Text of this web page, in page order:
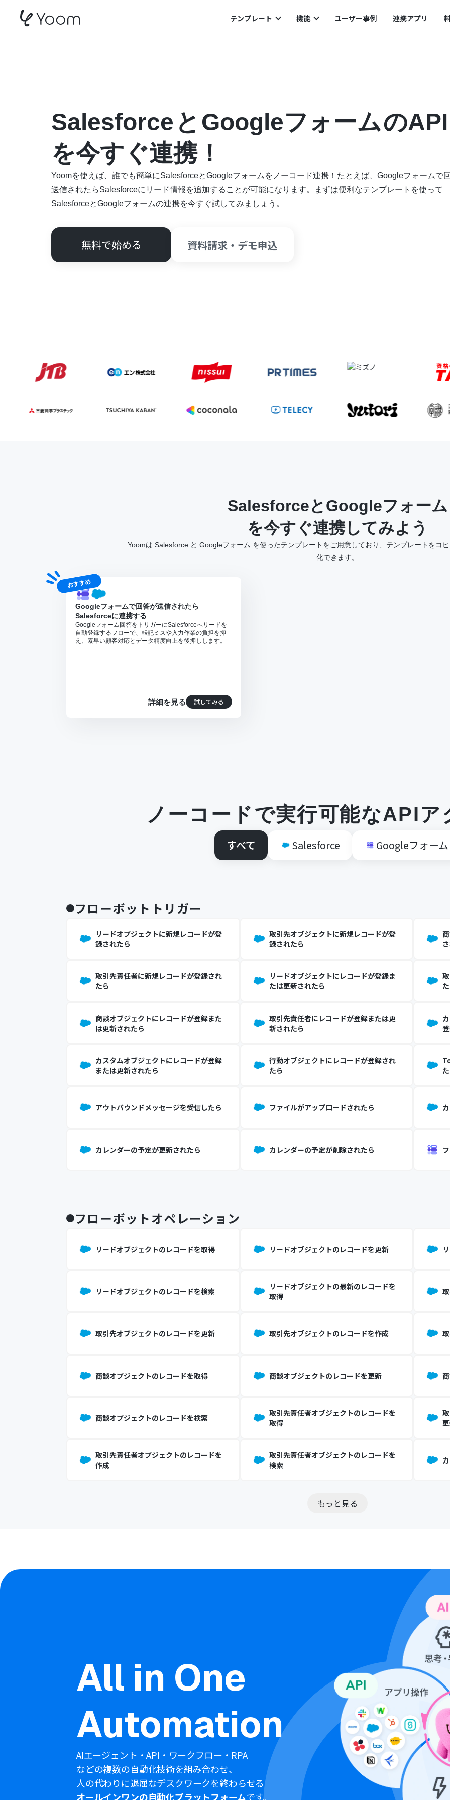
テンプレート 機能 ユーザー事例 連携アプリ
Salesforce と GoogleフォームのAPI
を今すぐ連携！
Yoomを使えば、誰でも簡単にSalesforceとGoogleフォームをノーコード連携！たとえば、Googleフォームで
送信されたらSalesforceにリード情報を追加することが可能になります。まずは便利なテンプレートを使って
SalesforceとGoogleフォームの連携を今すぐ試してみましょう。
無料で始める 資料請求・デモ申込
SalesforceとGoogleフォーム
を今すぐ連携してみよう
Yoomは Salesforce と Googleフォーム を使ったテンプレートをご用意しており、テンプレートをコ
化できます。
おすすめ
Googleフォームで回答が送信されたら
Salesforceに連携する
Googleフォーム回答をトリガーにSalesforceへリードを
自動登録するフローで、転記ミスや入力作業の負担を抑
え、素早い顧客対応とデータ精度向上を後押しします。
詳細を見る 試してみる
ノーコードで実行可能なAPIア
すべて Salesforce Googleフォーム
フローボットトリガー
リードオブジェクトに新規レコードが登
録されたら
取引先オブジェクトに新規レコードが登
録されたら
取引先責任者に新規レコードが登録され
たら
リードオブジェクトにレコードが登録ま
たは更新されたら
商談オブジェクトにレコードが登録また
は更新されたら
取引先責任者にレコードが登録または更
新されたら
カスタムオブジェクトにレコードが登録
または更新されたら
行動オブジェクトにレコードが登録され
たら
アウトバウンドメッセージを受信したら ファイルがアップロードされたら
カレンダーの予定が更新されたら カレンダーの予定が削除されたら
フローボットオペレーション
リードオブジェクトのレコードを取得 リードオブジェクトのレコードを更新
リードオブジェクトのレコードを検索
リードオブジェクトの最新のレコードを
取得
取引先オブジェクトのレコードを更新 取引先オブジェクトのレコードを作成
商談オブジェクトのレコードを取得 商談オブジェクトのレコードを更新
商談オブジェクトのレコードを検索
取引先責任者オブジェクトのレコードを
取得
取引先責任者オブジェクトのレコードを
作成
取引先責任者オブジェクトのレコードを
検索
もっと見る
All in One
Automation
AIエージェント・API・ワークフロー・RPA
などの複数の自動化技術を組み合わせ、
人の代わりに退屈なデスクワークを終わらせる
オールインワンの自動化プラットフォームです。